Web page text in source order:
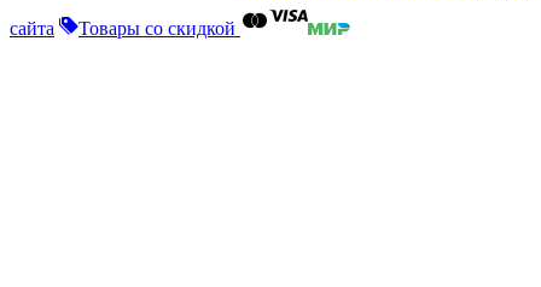
сайта Товары со скидкой